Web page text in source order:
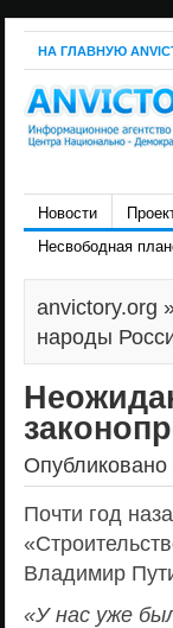
НА ГЛАВНУЮ
Новости
Несвободная
anvictory.org
народы
Опубликовано
Почти год
Владимир
«У нас уже